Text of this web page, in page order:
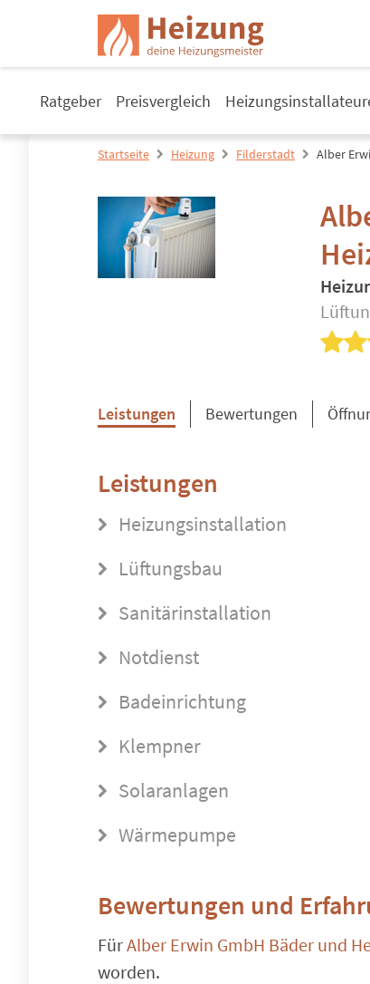
Ratgeber Preisvergleich
Startseite Heizung Filderstadt Alber
Leistungen Bewertungen
Leistungen
Heizungsinstallation
Lüftungsbau
Sanitärinstallation
Notdienst
Badeinrichtung
Klempner
Solaranlagen
Wärmepumpe
Bewertungen und
FürAlber Erwin GmbH Bäder und
worden.